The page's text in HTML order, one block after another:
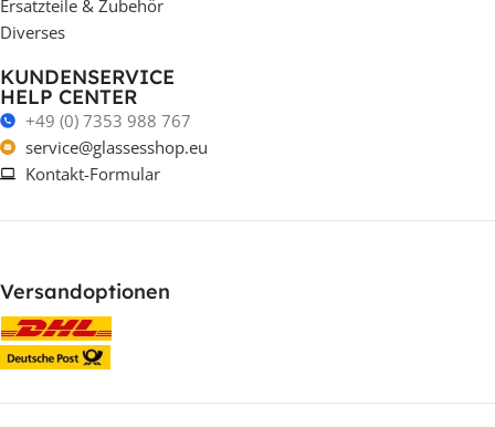
Ersatzteile & Zubehör
Diverses
KUNDENSERVICE
HELP CENTER
+49 (0) 7353 988 767
service@glassesshop.eu
Kontakt-Formular
Versandoptionen